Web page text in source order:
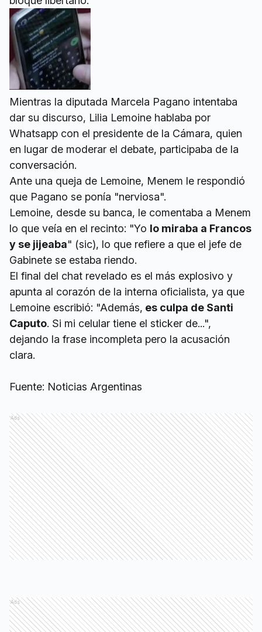
Mientras la diputada Marcela Pagano intentaba
dar su discurso, Lilia Lemoine hablaba por
Whatsapp con el presidente de la Cámara, quien
en lugar de moderar el debate, participaba de la
conversación.
Ante una queja de Lemoine, Menem le respondió
que Pagano se ponía "nerviosa".
Lemoine, desde su banca, le comentaba a Menem
lo que veía en el recinto: "Yo lo miraba a Francos
y se jijeaba" (sic), lo que refiere a que el jefe de
Gabinete se estaba riendo.
El final del chat revelado es el más explosivo y
apunta al corazón de la interna oficialista, ya que
Lemoine escribió: "Además, es culpa de Santi
Caputo. Si mi celular tiene el sticker de...",
dejando la frase incompleta pero la acusación
clara.
Fuente: Noticias Argentinas
Ads
Ads